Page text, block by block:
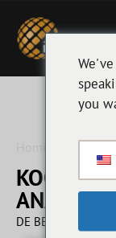
KOOP
DE BESTE
you